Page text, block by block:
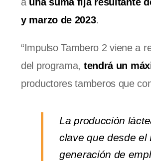
y marzo de 2023.
“Impulso Tambero 2 viene a
del programa, tendrá un
productores tamberos que
La producción
clave que desde el
generación de